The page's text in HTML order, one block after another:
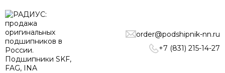
order@podshipnik-nn.ru
+7 (831) 215-14-27
ПОДШИПНИКИ
ЛИНЕЙНЫЕ ТЕХНОЛОГИИ
РЕМНИ